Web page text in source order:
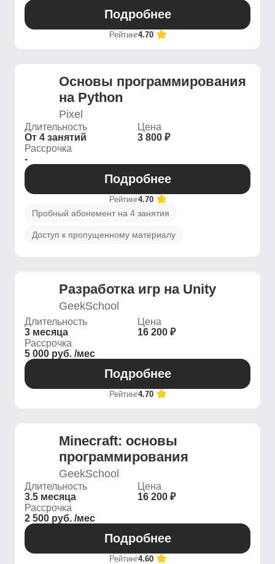
Подробнее
Рейтинг4.70
Основы программирования
на Python
Pixel
Длительность
От 4 занятий
Цена
3 800 ₽
Рассрочка
-
Подробнее
Рейтинг4.70
Пробный абонемент на 4 занятия
Доступ к пропущенному материалу
Разработка игр на Unity
GeekSchool
Длительность
3 месяца
Цена
16 200 ₽
Рассрочка
5 000 руб. /мес
Подробнее
Рейтинг4.70
Minecraft: основы
программирования
GeekSchool
Длительность
3.5 месяца
Цена
16 200 ₽
Рассрочка
2 500 руб. /мес
Подробнее
Рейтинг4.60